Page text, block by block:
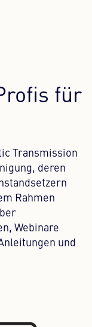
für
Transmission
deren
Rahmen
Webinare
und